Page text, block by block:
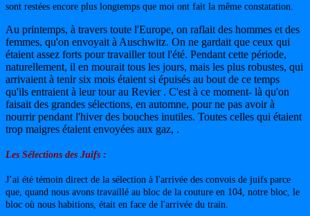
sont restées encore plus longtemps que moi ont fait la même constatation.
Au printemps, à travers toute l'Europe, on raflait des hommes et des
femmes, qu'on envoyait à Auschwitz. On ne gardait que ceux qui
étaient assez forts pour travailler tout l'été. Pendant cette période,
naturellement, il en mourait tous les jours, mais les plus robustes, qui
arrivaient à tenir six mois étaient si épuisés au bout de ce temps
qu'ils entraient à leur tour au Revier . C'est à ce moment- là qu'on
faisait des grandes sélections, en automne, pour ne pas avoir à
nourrir pendant l'hiver des bouches inutiles. Toutes celles qui étaient
trop maigres étaient envoyées aux gaz, .
Les Sélections des Juifs :
J’ai été témoin direct de la sélection à l'arrivée des convois de juifs parce
que, quand nous avons travaillé au bloc de la couture en 104, notre bloc, le
bloc où nous habitions, était en face de l'arrivée du train.